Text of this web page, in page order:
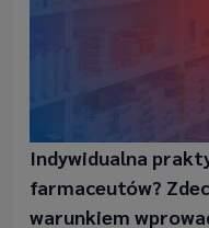
Indywidualna
farmaceutów?
warunkiem